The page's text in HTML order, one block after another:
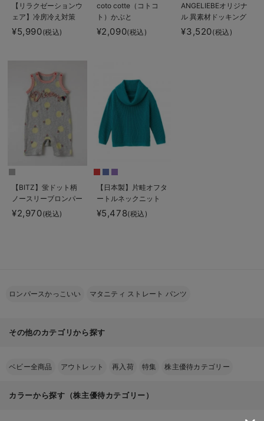
【リラクゼーションウ
ェア】冷房冷え対策
保温＆リカバリーサポ
ート momRest 半
ボ 光電子 日本製
¥5,990(税込)
coto cotte（コトコ
ト）かぶと
¥2,090(税込)
ANGELIEBEオリジナ
ル 異素材ドッキング
ロゴロンパース
¥3,520(税込)
【BITZ】蛍ドット柄
ノースリーブロンパー
ス
¥2,970(税込)
【日本製】片畦オフタ
ートルネックニット
マタニティ・授乳服
¥5,478(税込)
ロンパースかっこいい マタニティ ストレート パンツ
その他のカテゴリから探す
ベビー全商品 アウトレット 再入荷 特集 株主優待カテゴリー
カラーから探す（株主優待カテゴリー）